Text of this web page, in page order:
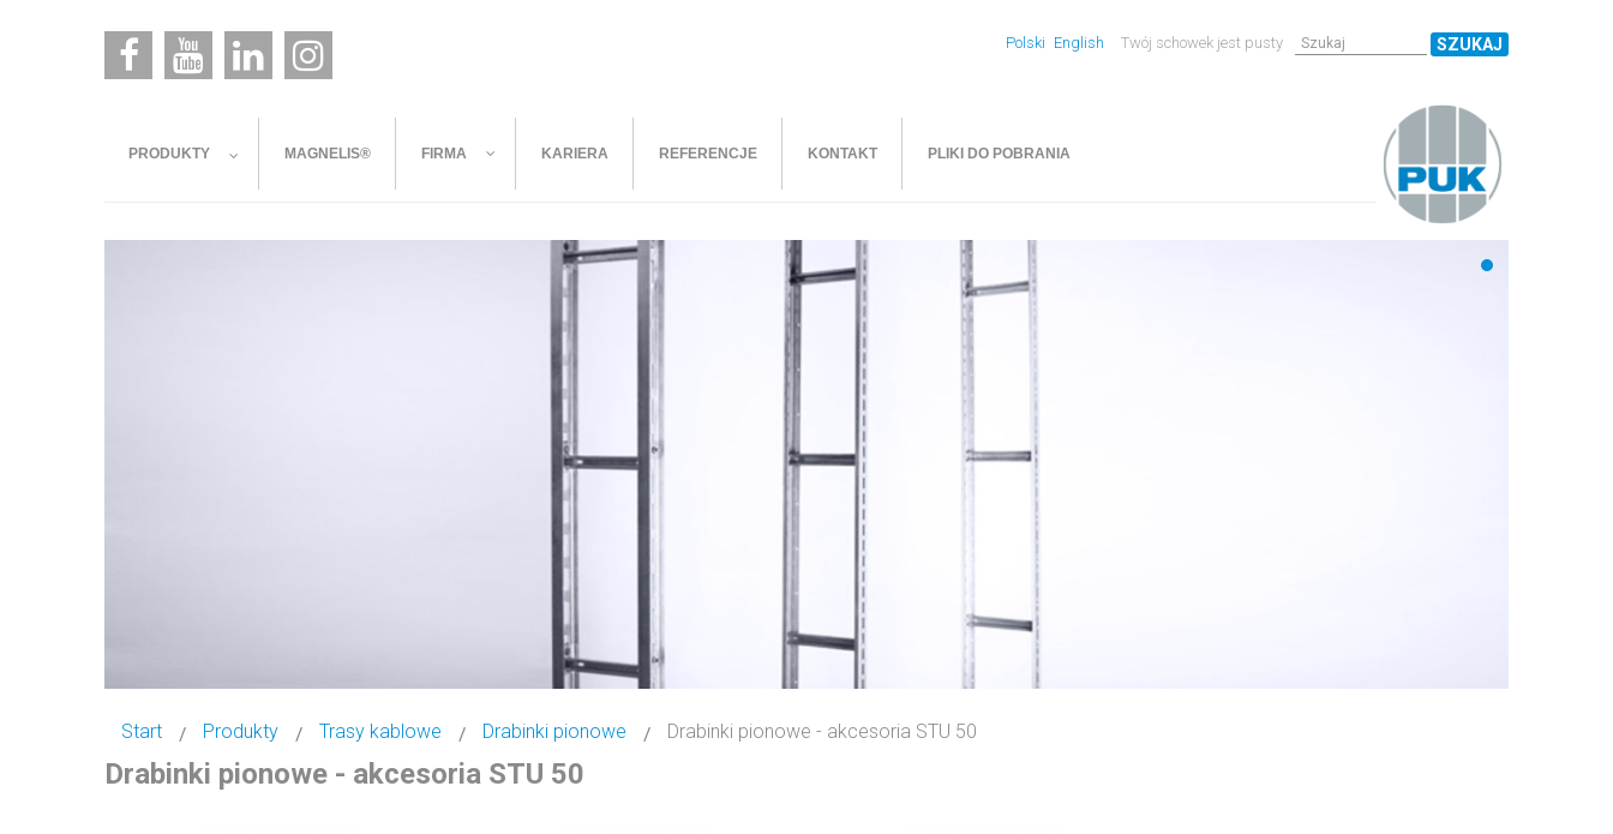
SZUKAJ
Twój schowek jest pusty
Polski English
PRODUKTY MAGNELIS® FIRMA KARIERA REFERENCJE KONTAKT PLIKI DO POBRANIA
Start Produkty Trasy kablowe Drabinki pionowe Drabinki pionowe - akcesoria STU 50
Drabinki pionowe - akcesoria STU 50